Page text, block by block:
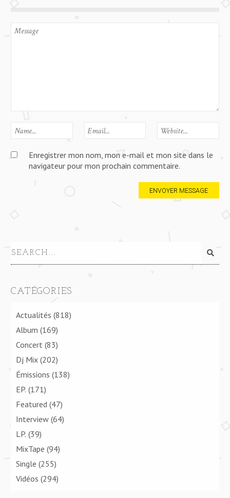
Enregistrer mon nom, mon e-mail et mon site dans le
navigateur pour mon prochain commentaire.
CATÉGORIES
Actualités (818)
Album (169)
Concert (83)
Dj Mix (202)
Émissions (138)
EP. (171)
Featured (47)
Interview (64)
LP. (39)
MixTape (94)
Single (255)
Vidéos (294)